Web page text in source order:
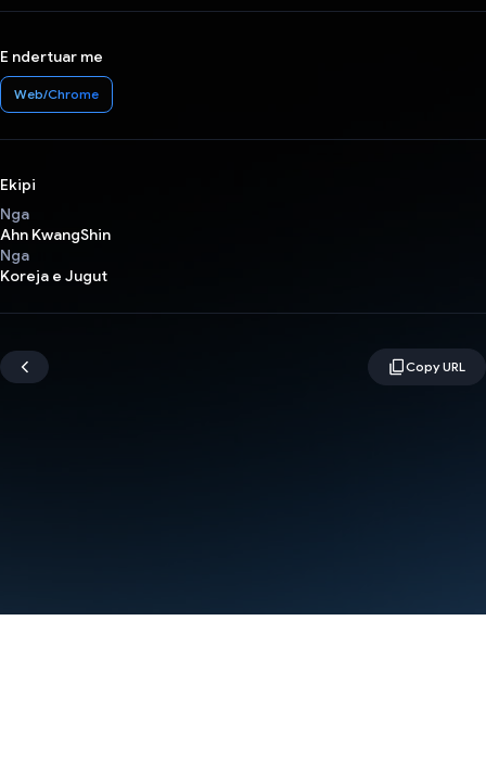
E ndertuar me
Web/Chrome
Ekipi
Nga
Ahn KwangShin
Nga
Koreja e Jugut